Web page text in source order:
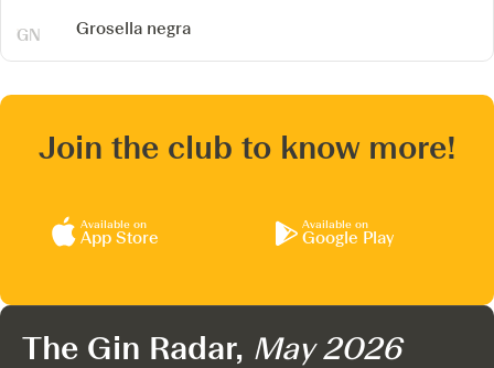
Grosella negra
Join the club to know more!
Available on
App Store
Available on
Google Play
The Gin Radar, May 2026